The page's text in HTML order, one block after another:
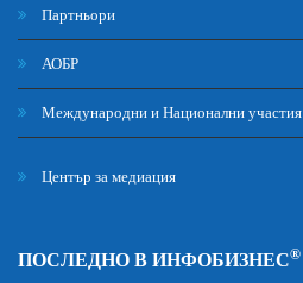
Партньори
АОБР
Международни и Национални участия
Център за медиация
ПОСЛЕДНО В ИНФОБИЗНЕС®